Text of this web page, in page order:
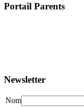
Portail Parents
Newsletter
Nom